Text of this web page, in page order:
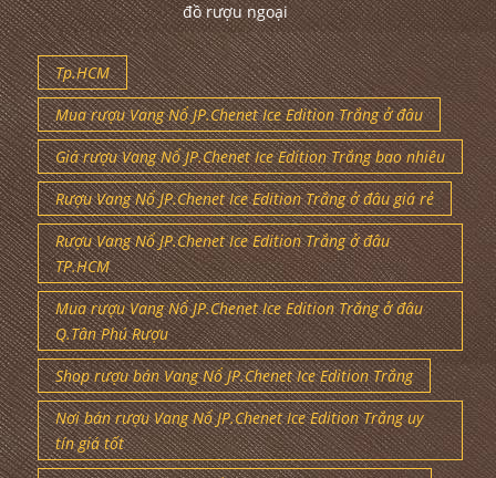
đồ rượu ngoại
Tp.HCM
Mua rượu Vang Nổ JP.Chenet Ice Edition Trắng ở đâu
Giá rượu Vang Nổ JP.Chenet Ice Edition Trắng bao nhiêu
Rượu Vang Nổ JP.Chenet Ice Edition Trắng ở đâu giá rẻ
Rượu Vang Nổ JP.Chenet Ice Edition Trắng ở đâu
TP.HCM
Mua rượu Vang Nổ JP.Chenet Ice Edition Trắng ở đâu
Q.Tân Phú Rượu
Shop rượu bán Vang Nổ JP.Chenet Ice Edition Trắng
Nơi bán rượu Vang Nổ JP.Chenet Ice Edition Trắng uy
tín giá tốt